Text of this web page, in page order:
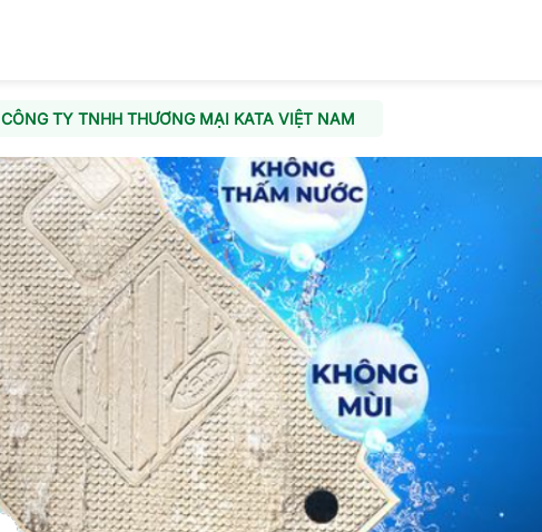
CÔNG TY TNHH THƯƠNG MẠI KATA VIỆT NAM